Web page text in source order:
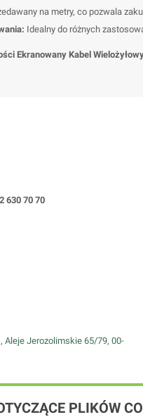
na metry, co pozwala
Idealny do różnych
Ekranowany Kabel
630 70 70
Aleje Jerozolimskie 65/79, 00-
PLIKÓW